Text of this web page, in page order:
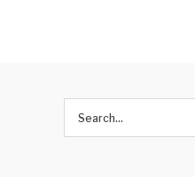
provođenju
SRSP u
BiH i